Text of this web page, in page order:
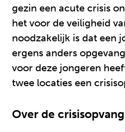
gezin een acute crisis
het voor de veiligheid
noodzakelijk is dat een
ergens anders
voor deze jongeren
twee locaties een
Over de crisisopvang